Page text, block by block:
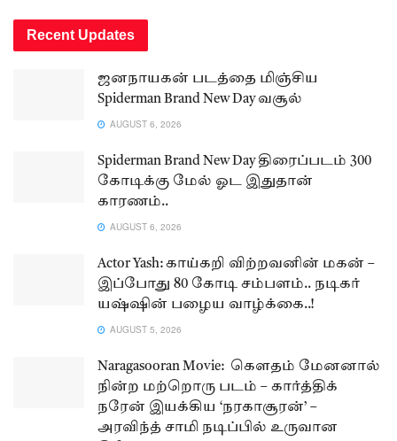
Recent Updates
ஜனநாயகன் படத்தை மிஞ்சிய
Spiderman Brand New Day வசூல்
AUGUST 6, 2026
Spiderman Brand New Day திரைப்படம் 300
கோடிக்கு மேல் ஓட இதுதான்
காரணம்..
AUGUST 6, 2026
Actor Yash: காய்கறி விற்றவனின் மகன் –
இப்போது 80 கோடி சம்பளம்.. நடிகர்
யஷ்ஷின் பழைய வாழ்க்கை..!
AUGUST 5, 2026
Naragasooran Movie: கௌதம் மேனனால்
நின்ற மற்றொரு படம் – கார்த்திக்
நரேன் இயக்கிய ‘நரகாசூரன்’ –
அரவிந்த் சாமி நடிப்பில் உருவான